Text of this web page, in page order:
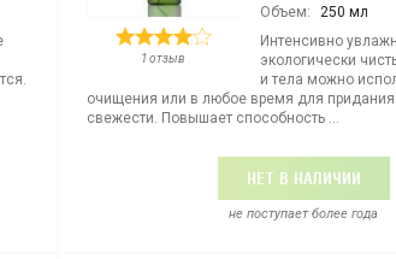
1 отзыв
Объем:
250 мл
Интенсивно
экологически
и тела можно
очищения или в любое время для
свежести. Повышает способность ...
НЕТ В НАЛИЧИИ
не поступает более года